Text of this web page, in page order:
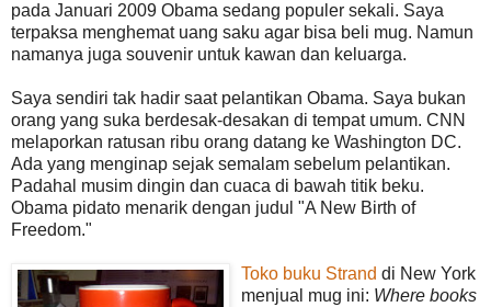
pada Januari 2009 Obama sedang populer sekali. Saya
terpaksa menghemat uang saku agar bisa beli mug. Namun
namanya juga souvenir untuk kawan dan keluarga.
Saya sendiri tak hadir saat pelantikan Obama. Saya bukan
orang yang suka berdesak-desakan di tempat umum. CNN
melaporkan ratusan ribu orang datang ke Washington DC.
Ada yang menginap sejak semalam sebelum pelantikan.
Padahal musim dingin dan cuaca di bawah titik beku.
Obama pidato menarik dengan judul "A New Birth of
Freedom."
Toko buku Strand di New York
menjual mug ini: Where books